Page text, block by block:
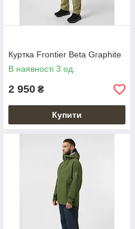
Куртка Frontier Beta Graphite
В наявності 3 од.
2 950 ₴
Купити